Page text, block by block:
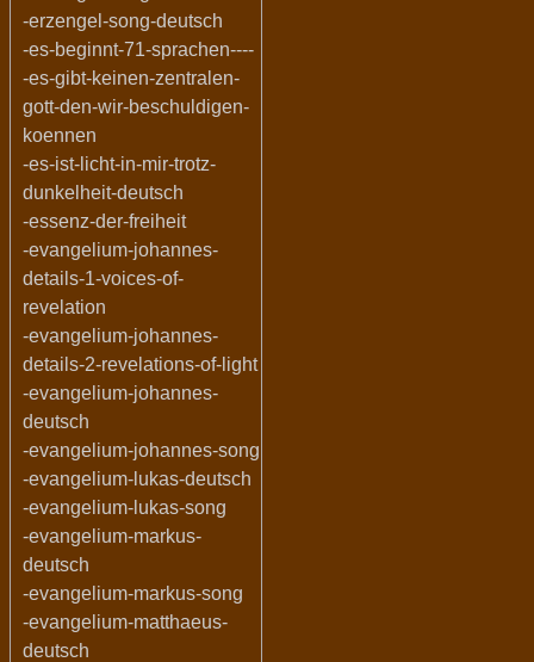
-erzengel-song-deutsch
-es-beginnt-71-sprachen----
-es-gibt-keinen-zentralen-
gott-den-wir-beschuldigen-
koennen
-es-ist-licht-in-mir-trotz-
dunkelheit-deutsch
-essenz-der-freiheit
-evangelium-johannes-
details-1-voices-of-
revelation
-evangelium-johannes-
details-2-revelations-of-light
-evangelium-johannes-
deutsch
-evangelium-johannes-song
-evangelium-lukas-deutsch
-evangelium-lukas-song
-evangelium-markus-
deutsch
-evangelium-markus-song
-evangelium-matthaeus-
deutsch